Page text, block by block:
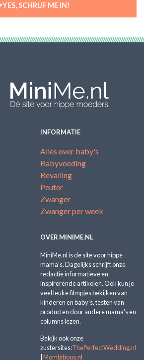
YES, SCHRIJF ME IN!
INFORMATIE
Alles over baby's
Babyvoeding
Bevalling
Peuter
Zwanger
Zwanger per week
OVER MINIME.NL
MiniMe.nl is de site voor hippe
mama's. Dagelijks schrijft onze
redactie informatieve en
inspirerende artikelen. Ook kun je
veel leuke filmpjes bekijken van
kinderen en baby's, testen van
producten door andere mama's en
columns lezen.
Bekijk ook onze
zustersites:ThePerfectWedding.nl
Mombitious.nl